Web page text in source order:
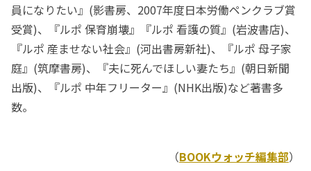
員になりたい』(影書房、2007年度日本労働ペンクラブ賞
受賞)、『ルポ 保育崩壊』『ルポ 看護の質』(岩波書店)、
『ルポ 産ませない社会』(河出書房新社)、『ルポ 母子家
庭』(筑摩書房)、『夫に死んでほしい妻たち』(朝日新聞
出版)、『ルポ 中年フリーター』(NHK出版)など著書多
数。
（BOOKウォッチ編集部）